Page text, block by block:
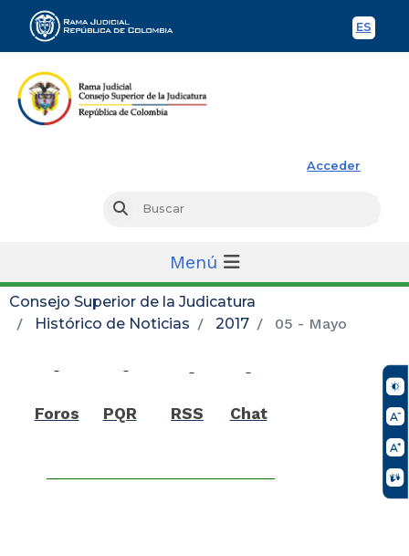
ES
Acceder
Buscar
Menú
Consejo Superior de la Judicatura
Histórico de Noticias
2017 05 - Mayo
Foros PQR RSS Chat